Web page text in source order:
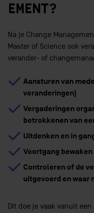
EMENT?
Na je Change
Master of Science ook
verander- of
Aansturen van
veranderingen)
Vergaderingen
betrokkenen van
Uitdenken en in
Voortgang bewaken
Controleren of de
uitgevoerd en waar
Dit doe je vaak vanuit